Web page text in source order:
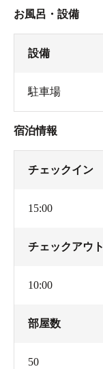
お風呂・設備
設備
駐車場
宿泊情報
チェックイン
15:00
チェックアウト
10:00
部屋数
50